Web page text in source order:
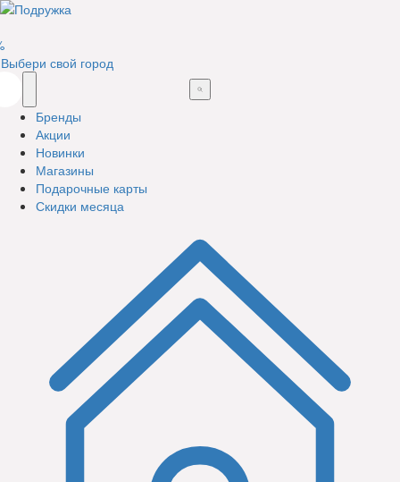
Выбери свой город
Бренды
Акции
Новинки
Магазины
Подарочные карты
Скидки месяца